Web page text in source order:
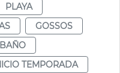
PLAYA
GOSSOS
BAÑO
TEMPORADA